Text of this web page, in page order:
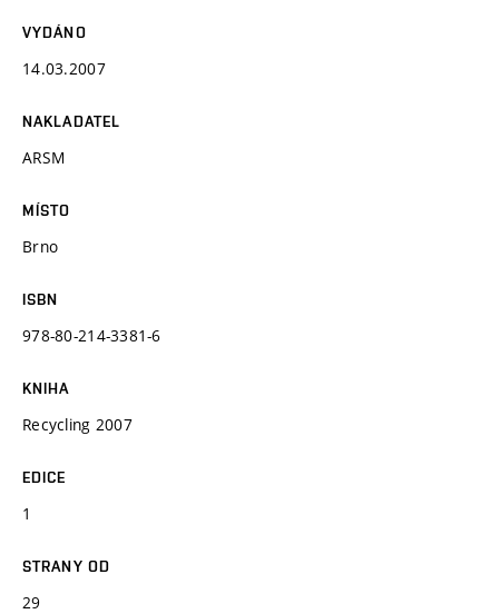
VYDÁNO
14.03.2007
NAKLADATEL
ARSM
MÍSTO
Brno
ISBN
978-80-214-3381-6
KNIHA
Recycling 2007
EDICE
1
STRANY OD
29